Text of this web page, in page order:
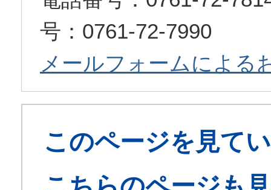
号：0761-72-7990
メールフォームによる
このページを見て